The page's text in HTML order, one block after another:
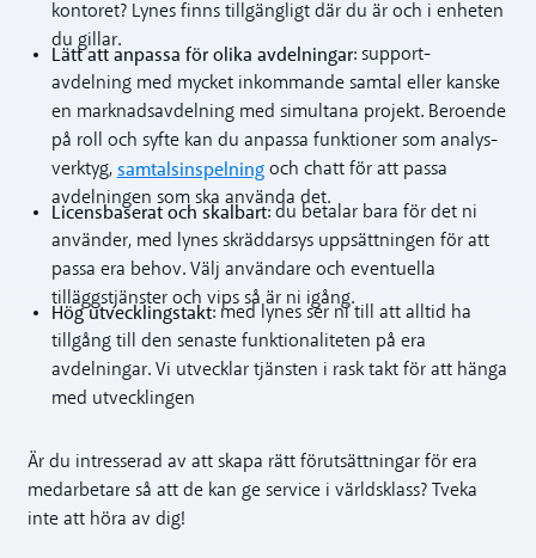
kontoret? Lynes finns tillgängligt där du är och i enheten
du gillar.
Lätt att anpassa för olika avdelningar: support-
avdelning med mycket inkommande samtal eller kanske
en marknadsavdelning med simultana projekt. Beroende
på roll och syfte kan du anpassa funktioner som analys-
verktyg, samtalsinspelningoch chatt för att passa
avdelningen som ska använda det.
Licensbaserat och skalbart: du betalar bara för det ni
använder, med lynes skräddarsys uppsättningen för att
passa era behov. Välj användare och eventuella
tilläggstjänster och vips så är ni igång.
Hög utvecklingstakt: med lynes ser ni till att alltid ha
tillgång till den senaste funktionaliteten på era
avdelningar. Vi utvecklar tjänsten i rask takt för att hänga
med utvecklingen
Är du intresserad av att skapa rätt förutsättningar för era
medarbetare så att de kan ge service i världsklass? Tveka
inte att höra av dig!